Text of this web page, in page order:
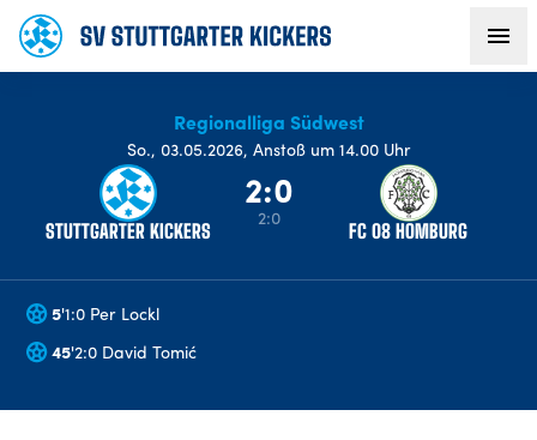
AKTUELLES
VEREIN
FANS
Regionalliga Südwest
So., 03.05.2026, Anstoß um 14.00 Uhr
STUTTGARTER KICKERS
2:0
2:0 FC 08 HOMBURG
5'1:0 Per Lockl
45'2:0 David Tomić